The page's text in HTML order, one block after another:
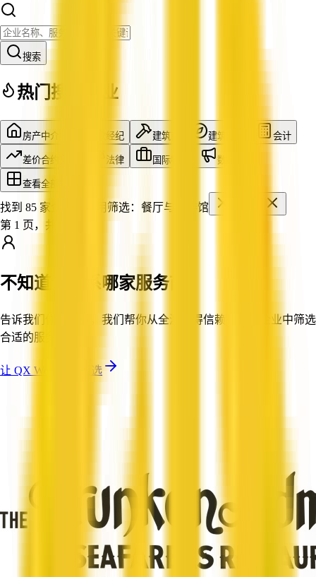
搜索
热门搜索行业
房产中介 贷款经纪 建筑商 建筑设计 会计
差价合约交易 法律 国际物流 数字营销
查看全部行业
找到 85 家企业 已应用筛选： 餐厅与咖啡馆
第 1 页，共 8 页
不知道该联系哪家服务商？
告诉我们你的需求，我们帮你从全澳值得信赖的认证企业中筛选
合适的服务商。
让 QX Web 帮你筛选